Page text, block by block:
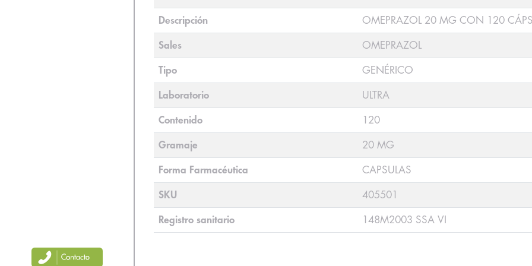
Descripción OMEPRAZOL 20 MG CON 120
Sales OMEPRAZOL
Tipo GENÉRICO
Laboratorio ULTRA
Contenido 120
Gramaje 20 MG
Forma Farmacéutica CAPSULAS
SKU 405501
Registro sanitario 148M2003 SSA VI